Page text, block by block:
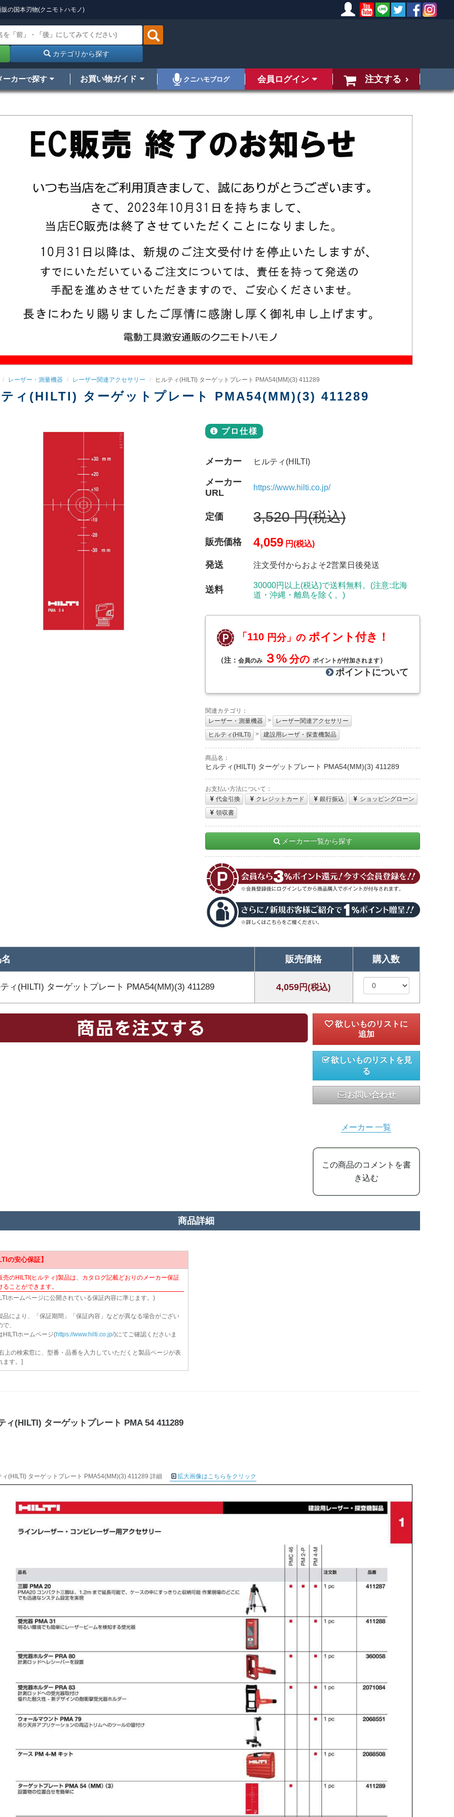
の国本刃物(クニモトハモノ)
カテゴリから探す
ーカーで探す お買い物ガイド クニハモブログ 会員ログイン 注文する
レーザー・測量機器 レーザー関連アクセサリー ヒルティ(HILTI) ターゲットプレート PMA54(MM)(3) 411289
ィ(HILTI) ターゲットプレート PMA54(MM)(3) 411289
プロ仕様
メーカー ヒルティ(HILTI)
メーカー
URL
https://www.hilti.co.jp/
定価 3,520 円(税込)
販売価格 4,059 円(税込)
発送 注文受付からおよそ2営業日後発送
送料
30000円以上(税込)で送料無料。(注意:北海
道・沖縄・離島を除く。)
「110 円分」のポイント付き！
（注： 会員のみ ３% 分のポイントが付加されます）
ポイントについて
関連カテゴリ：
レーザー・測量機器
>
レーザー関連アクセサリー
ヒルティ(HILTI)
> 建設用レーザ・探査機製品
商品名：
ヒルティ(HILTI) ターゲットプレート PMA54(MM)(3) 411289
お支払い方法について：
代金引換
クレジットカード 銀行振込
ショッピングローン
領収書
メーカー一覧から探す
販売価格 購入数
ィ(HILTI) ターゲットプレート PMA54(MM)(3) 411289 4,059円(税込)
欲しいものリストを見
る
お問い合わせ
メーカー 一覧
この商品のコメントを書
き込む
商品詳細
の安心保証】
売のHILTI(ヒルティ)製品は、カタログ記載どおりのメーカー保証
ることができます。
ホームページに公開されている保証内容に準じます。)
により、「保証期間」「保証内容」などが異なる場合がござい
、
HILTIホームページ(https://www.hilti.co.jp/)にてご確認くださいま
上の検索窓に、型番・品番を入力していただくと製品ページが表
ます。]
ィ(HILTI) ターゲットプレート PMA 54 411289
ィ(HILTI) ターゲットプレート PMA54(MM)(3) 411289 詳細 拡大画像はこちらをクリック